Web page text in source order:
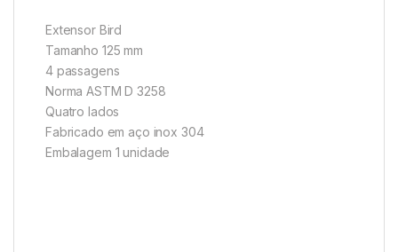
Extensor Bird
Tamanho 125 mm
4 passagens
Norma ASTM D 3258
Quatro lados
Fabricado em aço inox 304
Embalagem 1 unidade